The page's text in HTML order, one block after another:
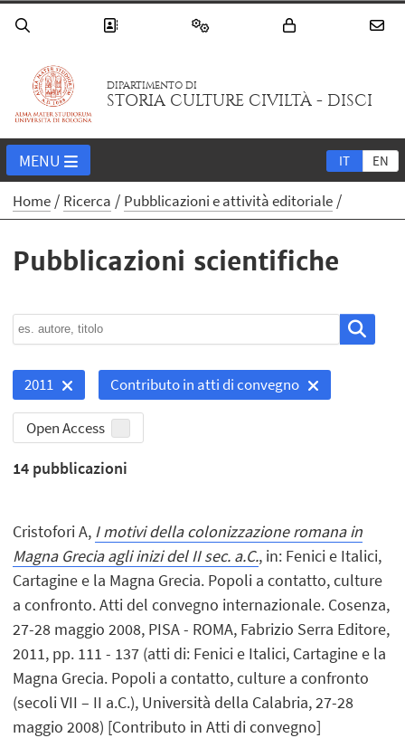
DIPARTIMENTO DI
STORIA CULTURE CIVILTÀ - DISCI
IT EN
MENU
Home Ricerca Pubblicazioni e attività editoriale
Pubblicazioni scientifiche
2011 Contributo in atti di convegno
Open Access
14 pubblicazioni
Cristofori A, I motivi della colonizzazione romana in
Magna Grecia agli inizi del II sec. a.C., in: Fenici e Italici,
Cartagine e la Magna Grecia. Popoli a contatto, culture
a confronto. Atti del convegno internazionale. Cosenza,
27-28 maggio 2008, PISA - ROMA, Fabrizio Serra Editore,
2011, pp. 111 - 137 (atti di: Fenici e Italici, Cartagine e la
Magna Grecia. Popoli a contatto, culture a confronto
(secoli VII – II a.C.), Università della Calabria, 27-28
maggio 2008) [Contributo in Atti di convegno]